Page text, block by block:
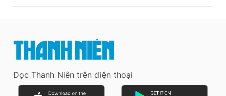
Đọc Thanh Niên trên điện thoại